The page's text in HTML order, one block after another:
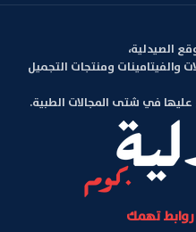
الصيدلية،
ومنتجات التجميل
عليها في شتى المجالات الطبية.
روابط تهمك